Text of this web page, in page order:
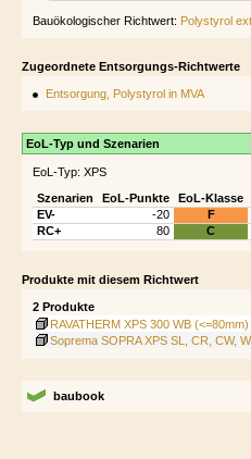
Bauökologischer Richtwert: Polystyrol
Zugeordnete Entsorgungs-Richtwerte
Entsorgung, Polystyrol in MVA
EoL-Typ und Szenarien
EoL-Typ: XPS
Szenarien
EoL-Punkte EoL-Klasse
EV-
-20 F
RC+
80 C
Produkte mit diesem Richtwert
2 Produkte
RAVATHERM XPS 300 WB (<=80mm)
Soprema SOPRA XPS SL, CR, CW,
baubook